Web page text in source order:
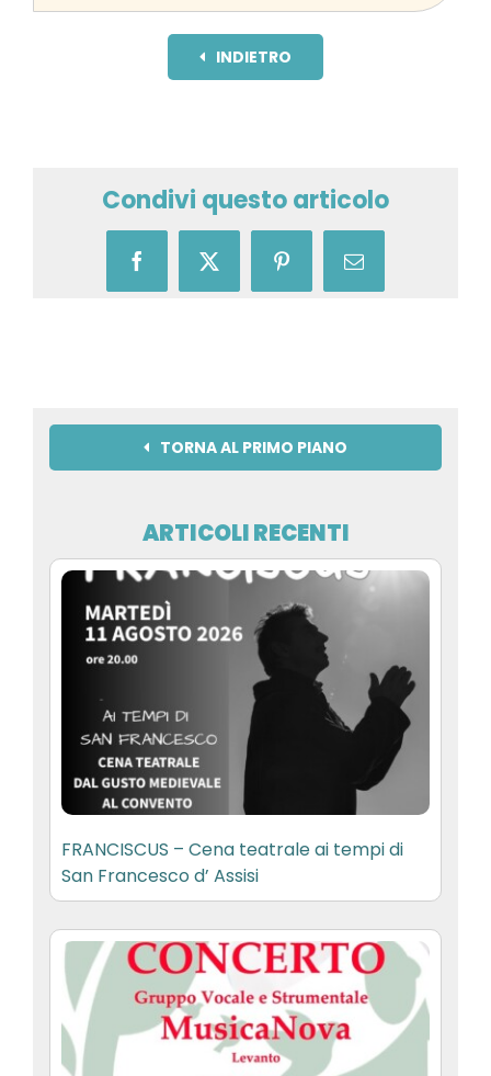
INDIETRO
Condivi questo articolo
FacebookX PinterestEmail
TORNA AL PRIMO PIANO
ARTICOLI RECENTI
FRANCISCUS – Cena teatrale ai tempi di
San Francesco d’ Assisi